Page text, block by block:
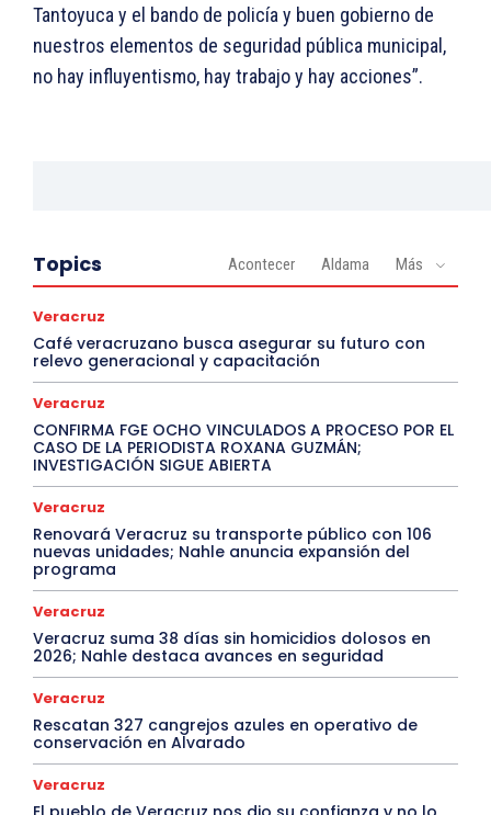
Tantoyuca y el bando de policía y buen gobierno de
nuestros elementos de seguridad pública municipal,
no hay influyentismo, hay trabajo y hay acciones”.
Topics Acontecer Aldama Más
Veracruz
Café veracruzano busca asegurar su futuro con
relevo generacional y capacitación
Veracruz
CONFIRMA FGE OCHO VINCULADOS A PROCESO POR EL
CASO DE LA PERIODISTA ROXANA GUZMÁN;
INVESTIGACIÓN SIGUE ABIERTA
Veracruz
Renovará Veracruz su transporte público con 106
nuevas unidades; Nahle anuncia expansión del
programa
Veracruz
Veracruz suma 38 días sin homicidios dolosos en
2026; Nahle destaca avances en seguridad
Veracruz
Rescatan 327 cangrejos azules en operativo de
conservación en Alvarado
Veracruz